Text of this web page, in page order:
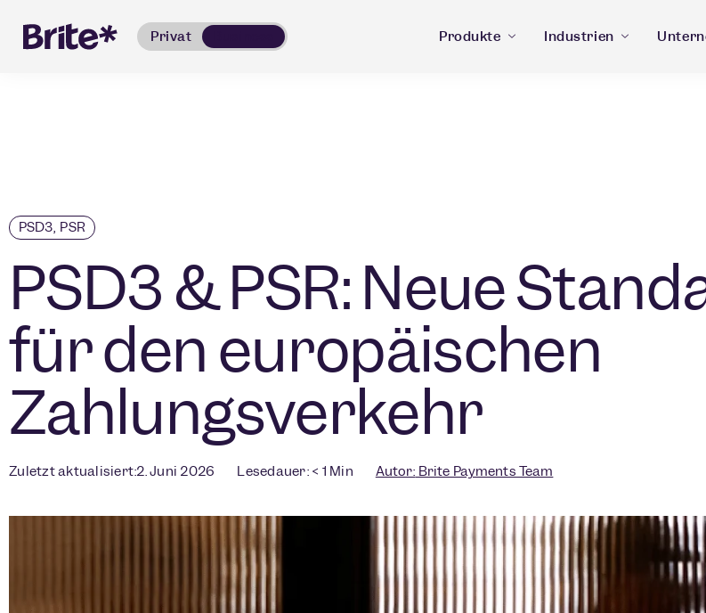
Privat Produkte Industrien
PSD3, PSR
PSD3 & PSR: Neue
für den europäischen
Zahlungsverkehr
Zuletzt aktualisiert:2. Juni 2026 Lesedauer: < 1 Min Autor: Brite Payments Team